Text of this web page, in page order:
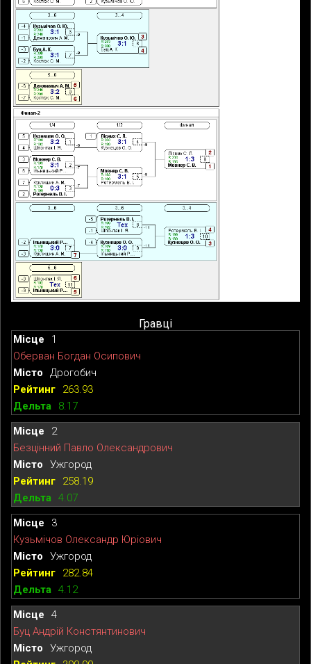
Гравці
1
Оберван Богдан Осипович
Дрогобич
263.93
8.17
2
Безцінний Павло Олександрович
Ужгород
258.19
4.07
3
Кузьмічов Олександр Юріович
Ужгород
282.84
4.12
4
Буц Андрій Констянтинович
Ужгород